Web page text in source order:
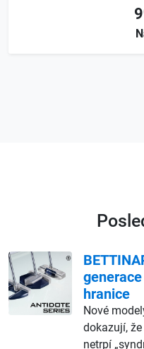
hranice
Nové
dokazují,
netrpí